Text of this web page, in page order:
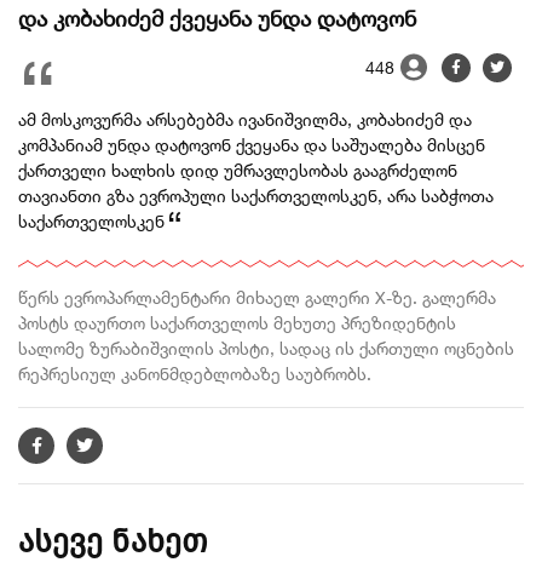
და კობახიძემ ქვეყანა უნდა დატოვონ
448
ამ მოსკოვურმა არსებებმა ივანიშვილმა, კობახიძემ და
კომპანიამ უნდა დატოვონ ქვეყანა და საშუალება მისცენ
ქართველი ხალხის დიდ უმრავლესობას გააგრძელონ
თავიანთი გზა ევროპული საქართველოსკენ, არა საბჭოთა
საქართველოსკენ
წერს ევროპარლამენტარი მიხაელ გალერი X-ზე. გალერმა
პოსტს დაურთო საქართველოს მეხუთე პრეზიდენტის
სალომე ზურაბიშვილის პოსტი, სადაც ის ქართული ოცნების
რეპრესიულ კანონმდებლობაზე საუბრობს.
ასევე ნახეთ